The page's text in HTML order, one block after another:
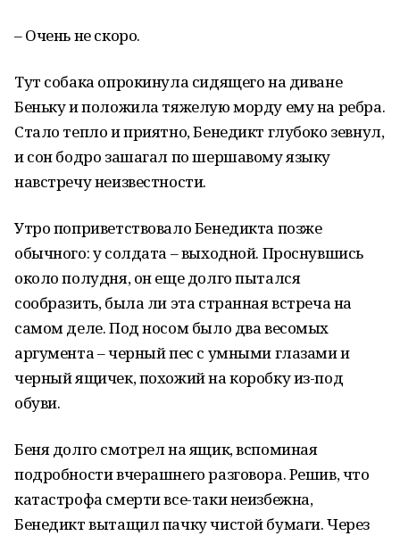
– Очень не скоро.
Тут собака опрокинула сидящего на диване
Беньку и положила тяжелую морду ему на ребра.
Стало тепло и приятно, Бенедикт глубоко зевнул,
и сон бодро зашагал по шершавому языку
навстречу неизвестности.
Утро поприветствовало Бенедикта позже
обычного: у солдата – выходной. Проснувшись
около полудня, он еще долго пытался
сообразить, была ли эта странная встреча на
самом деле. Под носом было два весомых
аргумента – черный пес с умными глазами и
черный ящичек, похожий на коробку из-под
обуви.
Беня долго смотрел на ящик, вспоминая
подробности вчерашнего разговора. Решив, что
катастрофа смерти все-таки неизбежна,
Бенедикт вытащил пачку чистой бумаги. Через